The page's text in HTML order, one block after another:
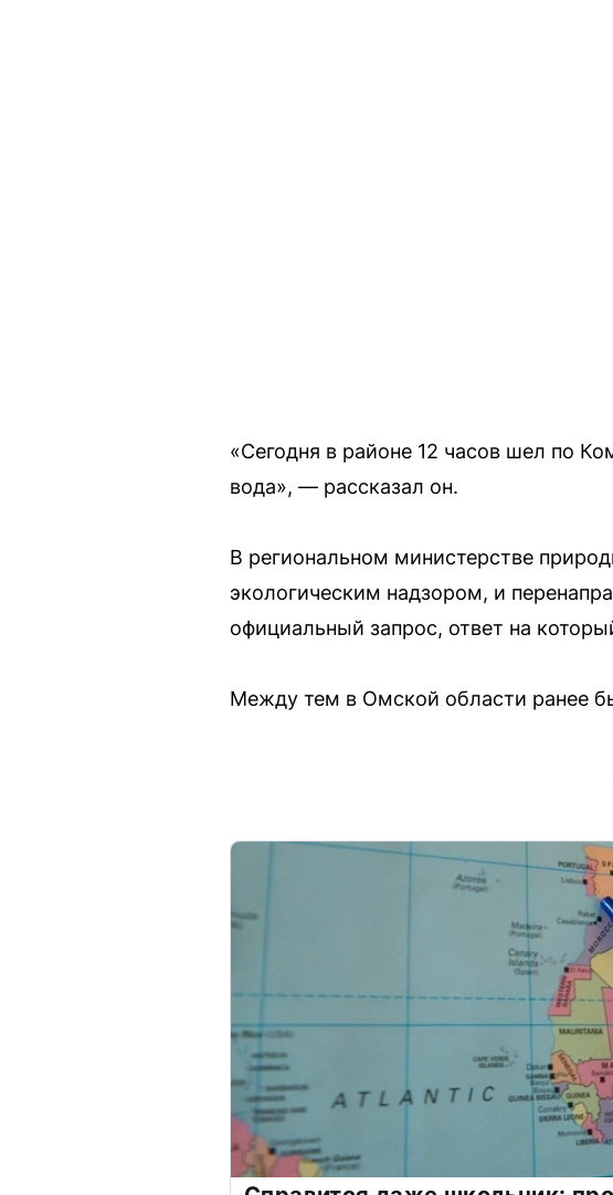
«Сегодня в районе 12 часов шел по
вода», — рассказал он.
В региональном министерстве
экологическим надзором, и
официальный запрос, ответ на
Между тем в Омской области ранее